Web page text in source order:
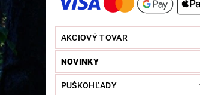
AKCIOVÝ TOVAR
NOVINKY
PUŠKOHĽADY